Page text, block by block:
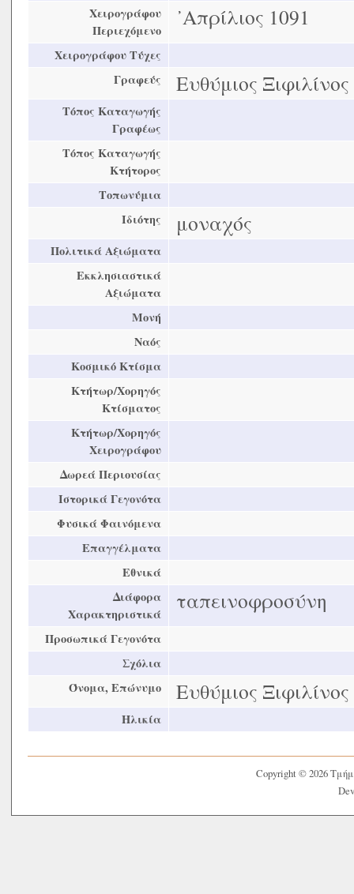
Χειρογράφου
Περιεχόμενο
᾿Απρίλιος 1091
Χειρογράφου Τύχες
Γραφεύς
Ευθύμιος Ξιφιλίνος
Τόπος Καταγωγής
Γραφέως
Τόπος Καταγωγής
Κτήτορος
Τοπωνύμια
Ιδιότης
μοναχός
Πολιτικά Αξιώματα
Εκκλησιαστικά
Αξιώματα
Μονή
Ναός
Κοσμικό Κτίσμα
Κτήτωρ/Χορηγός
Κτίσματος
Κτήτωρ/Χορηγός
Χειρογράφου
Δωρεά Περιουσίας
Ιστορικά Γεγονότα
Φυσικά Φαινόμενα
Επαγγέλματα
Εθνικά
Διάφορα
Χαρακτηριστικά
ταπεινοφροσύνη
Προσωπικά Γεγονότα
Σχόλια
Όνομα, Επώνυμο
Ευθύμιος Ξιφιλίνος
Ηλικία
Copyright © 2026